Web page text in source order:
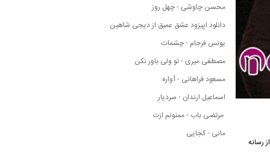
از رسانه
محسن چاوشی - چهل روز
دانلود اپیزود عشق عمیق از دیجی شاهین
یونس فرجام - چشمات
مصطفی میری - تو ولی باور نکن
مسعود فراهانی - آواره
اسماعیل ارندان - سردیار
مرتضی باب - ممنونم ازت
مانی - کجایی